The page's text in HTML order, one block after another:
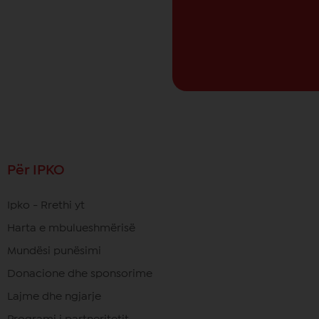
Për IPKO
Ipko - Rrethi yt
Harta e mbulueshmërisë
Mundësi punësimi
Donacione dhe sponsorime
Lajme dhe ngjarje